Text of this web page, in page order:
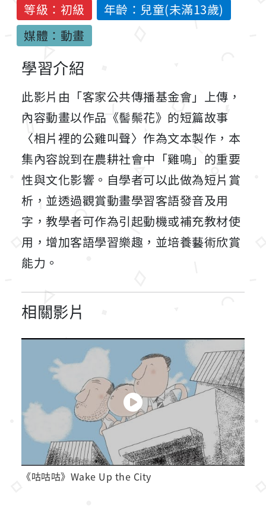
等級：初級
年齡：兒童(未滿13歲)
媒體：動畫
學習介紹
此影片由「客家公共傳播基金會」上傳，
內容動畫以作品《髻鬃花》的短篇故事
〈相片裡的公雞叫聲〉作為文本製作，本
集內容說到在農耕社會中「雞鳴」的重要
性與文化影響。自學者可以此做為短片賞
析，並透過觀賞動畫學習客語發音及用
字，教學者可作為引起動機或補充教材使
用，增加客語學習樂趣，並培養藝術欣賞
能力。
相關影片
《咕咕咕》Wake Up the City